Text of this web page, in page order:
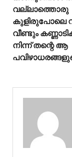
വല്ലാത്തൊരു
കുളിരുപോലെ
വീണ്ടും
നിന്ന് തന്റെ ആ